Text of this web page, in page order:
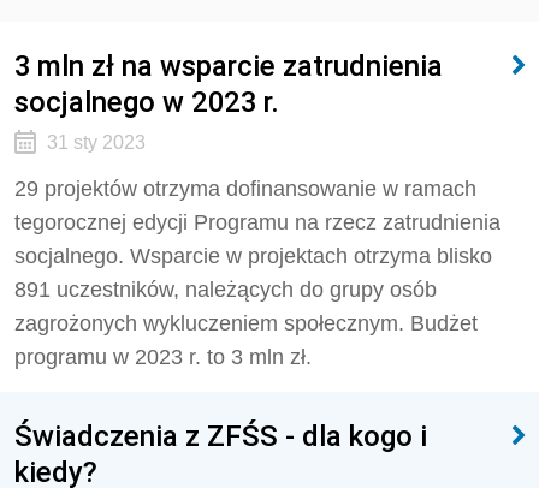
3 mln zł na wsparcie zatrudnienia
socjalnego w 2023 r.
31 sty 2023
29 projektów otrzyma dofinansowanie w ramach
tegorocznej edycji Programu na rzecz zatrudnienia
socjalnego. Wsparcie w projektach otrzyma blisko
891 uczestników, należących do grupy osób
zagrożonych wykluczeniem społecznym. Budżet
programu w 2023 r. to 3 mln zł.
Świadczenia z ZFŚS - dla kogo i
kiedy?